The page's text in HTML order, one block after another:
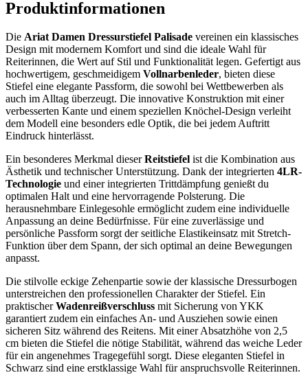
Produktinformationen
Die Ariat Damen Dressurstiefel Palisade vereinen ein klassisches
Design mit modernem Komfort und sind die ideale Wahl für
Reiterinnen, die Wert auf Stil und Funktionalität legen. Gefertigt aus
hochwertigem, geschmeidigem Vollnarbenleder, bieten diese
Stiefel eine elegante Passform, die sowohl bei Wettbewerben als
auch im Alltag überzeugt. Die innovative Konstruktion mit einer
verbesserten Kante und einem speziellen Knöchel-Design verleiht
dem Modell eine besonders edle Optik, die bei jedem Auftritt
Eindruck hinterlässt.
Ein besonderes Merkmal dieserReitstiefel ist die Kombination aus
Ästhetik und technischer Unterstützung. Dank der integrierten 4LR-
Technologie und einer integrierten Trittdämpfung genießt du
optimalen Halt und eine hervorragende Polsterung. Die
herausnehmbare Einlegesohle ermöglicht zudem eine individuelle
Anpassung an deine Bedürfnisse. Für eine zuverlässige und
persönliche Passform sorgt der seitliche Elastikeinsatz mit Stretch-
Funktion über dem Spann, der sich optimal an deine Bewegungen
anpasst.
Die stilvolle eckige Zehenpartie sowie der klassische Dressurbogen
unterstreichen den professionellen Charakter der Stiefel. Ein
praktischerWadenreißverschluss mit Sicherung von YKK
garantiert zudem ein einfaches An- und Ausziehen sowie einen
sicheren Sitz während des Reitens. Mit einer Absatzhöhe von 2,5
cm bieten die Stiefel die nötige Stabilität, während das weiche Leder
für ein angenehmes Tragegefühl sorgt. Diese eleganten Stiefel in
Schwarz sind eine erstklassige Wahl für anspruchsvolle Reiterinnen.